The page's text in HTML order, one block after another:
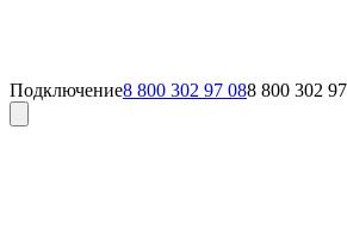
Подключение8 800 302 97 088 800 302